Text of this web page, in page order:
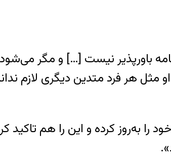
باورپذیر نیست […] و مگر
مثل هر فرد متدین دیگری لازم
به‌روز کرده و این را هم تاکید